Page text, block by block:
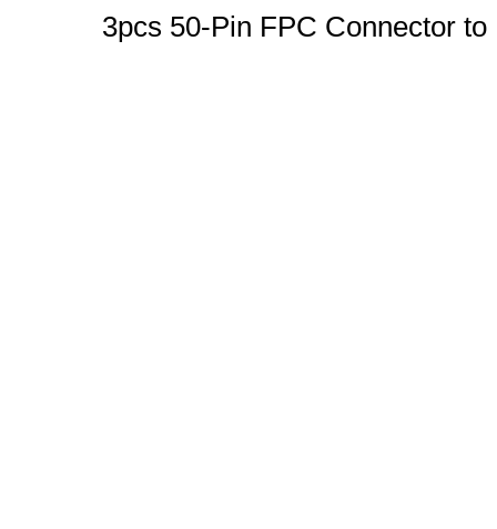
3pcs 50-Pin FPC Connector